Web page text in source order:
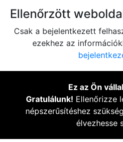
Ellenőrzött
Csak a bejelentkezett
ezekhez az
Ez az Ön
Gratulálunk! Ellenőrizze
népszerűsítéshez
élvezhesse